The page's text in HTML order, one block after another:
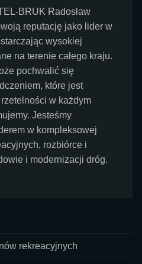
BRUK Radosław
reputację jako lider w
wysokiej
na terenie całego kraju.
pochwalić się
które jest
w każdym
Jesteśmy
w kompleksowej
rozbiórce i
i modernizacji dróg.
rekreacyjnych